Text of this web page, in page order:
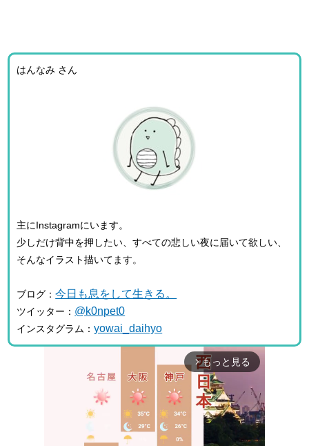
はんなみ さん
主にInstagramにいます。
少しだけ背中を押したい、すべての悲しい夜に届いて欲しい、
そんなイラスト描いてます。
ブログ：今日も息をして生きる。
ツイッター： @k0npet0
インスタグラム：yowai_daihyo
arrow_forward_ios もっと見る